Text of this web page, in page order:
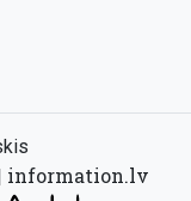
information.lv